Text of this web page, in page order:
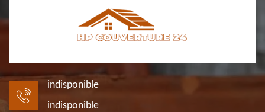
indisponible
indisponible